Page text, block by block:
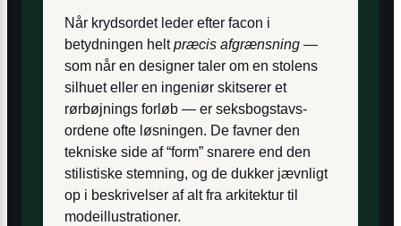
Når krydsordet leder efter facon i
betydningen heltpræcis afgrænsning ―
som når en designer taler om en stolens
silhuet eller en ingeniør skitserer et
rørbøjnings forløb ― er seksbogstavs-
ordene ofte løsningen. De favner den
tekniske side af “form” snarere end den
stilistiske stemning, og de dukker jævnligt
op i beskrivelser af alt fra arkitektur til
modeillustrationer.